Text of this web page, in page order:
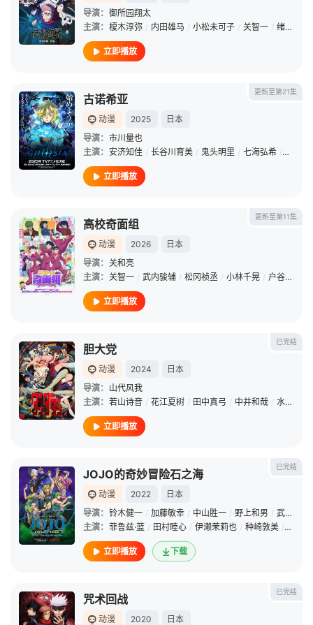
导演： 御所园翔太
主演： 榎木淳弥 / 内田雄马 / 小松未可子 / 关智一 / 绪方惠美
立即播放
更新至第21集
古诺希亚
动漫 2025
日本
导演： 市川量也
主演： 安济知佳 / 长谷川育美 / 鬼头明里 / 七海弘希 / 关智一
立即播放
更新至第11集
高校奇面组
动漫 2026
日本
导演： 关和亮
主演： 关智一 / 武内骏辅 / 松冈祯丞 / 小林千晃 / 户谷菊之介
立即播放
已完结
胆大党
动漫 2024
日本
导演： 山代风我
主演： 若山诗音 / 花江夏树 / 田中真弓 / 中井和哉 / 水树奈奈
立即播放
已完结
JOJO的奇妙冒险石之海
动漫 2022
日本
导演： 铃木健一 / 加藤敏幸 / 中山胜一 / 野上和男 / 武市直子
主演： 菲鲁兹·蓝 / 田村睦心 / 伊濑茉莉也 / 种崎敦美 / 梅原
立即播放 下载
已完结
咒术回战
动漫 2020
日本